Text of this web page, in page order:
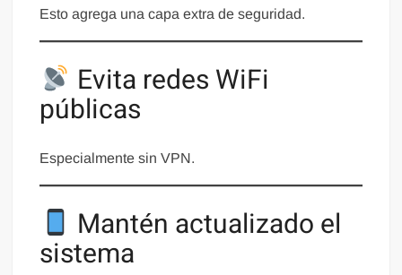
Esto agrega una capa extra de seguridad.
Evita redes WiFi
públicas
Especialmente sin VPN.
Mantén actualizado el
sistema